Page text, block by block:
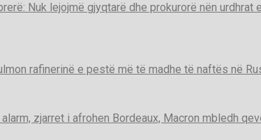
Nuk lejojmë gjyqtarë dhe prokurorë nën urdhrat
rafinerinë e pestë më të madhe të naftës në
alarm, zjarret i afrohen Bordeaux, Macron mbledh